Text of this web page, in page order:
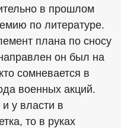
в прошлом
по литературе.
плана по сносу
он был на
сомневается в
военных акций.
у власти в
то в руках